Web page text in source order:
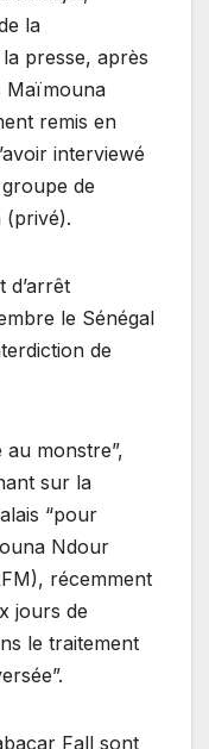
la
presse, après
Maïmouna
remis en
interviewé
de
(privé).
d’arrêt
le Sénégal
de
au monstre”,
sur la
“pour
Ndour
récemment
jours de
le traitement
Fall sont